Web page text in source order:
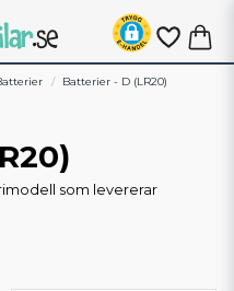
Batterier - D (LR20)
som levererar